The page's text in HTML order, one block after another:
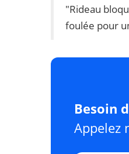
"Rideau
foulée pour
Besoin
Appelez